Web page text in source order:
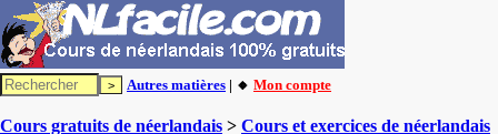
Autres matières | 🔸 Mon compte
Cours gratuits de néerlandais > Cours et exercices de néerlandais